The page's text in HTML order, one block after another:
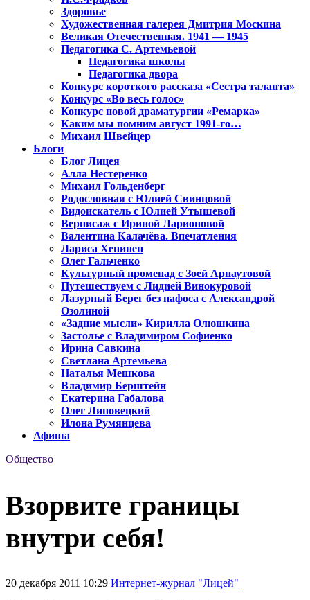
Здоровье
Художественная галерея Дмитрия Москина
Великая Отечественная. 1941 — 1945
Педагогика С. Артемьевой
Педагогика школы
Педагогика двора
Конкурс короткого рассказа «Сестра таланта»
Конкурс «Во весь голос»
Конкурс новой драматургии «Ремарка»
Каким мы помним август 1991-го…
Михаил Швейцер
Блоги
Блог Лицея
Алла Нестеренко
Михаил Гольденберг
Родословная с Юлией Свинцовой
Видоискатель с Юлией Утышевой
Вернисаж с Ириной Ларионовой
Валентина Калачёва. Впечатления
Лариса Хенинен
Олег Гальченко
Культурный променад с Зоей Арнаутовой
Путешествуем с Лидией Винокуровой
Лазурный Берег без пафоса с Александрой
Озолиной
«Задние мысли» Кирилла Олюшкина
Застолье с Владимиром Софиенко
Ирина Савкина
Светлана Артемьева
Наталья Мешкова
Владимир Берштейн
Екатерина Габалова
Олег Липовецкий
Илона Румянцева
Афиша
Общество
Взорвите границы
внутри себя!
20 декабря 2011 10:29 Интернет-журнал "Лицей"